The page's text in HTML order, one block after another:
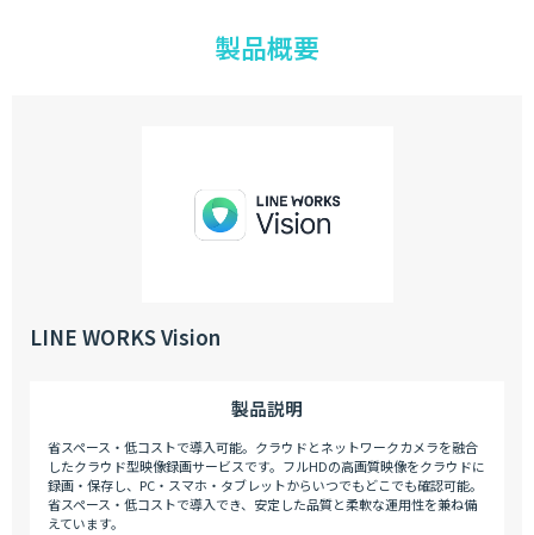
製品概要
LINE WORKS Vision
製品説明
省スペース・低コストで導入可能。クラウドとネットワークカメラを融合
したクラウド型映像録画サービスです。フルHDの高画質映像をクラウドに
録画・保存し、PC・スマホ・タブレットからいつでもどこでも確認可能。
省スペース・低コストで導入でき、安定した品質と柔軟な運用性を兼ね備
えています。